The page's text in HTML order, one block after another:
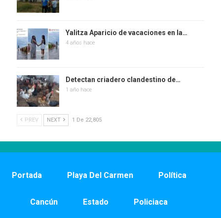
Yalitza Aparicio de vacaciones en la…
4 años hace
Detectan criadero clandestino de…
1 año hace
PREV NEXT 1 De 22,805
Portada Playa Del Carmen Política
Cancún Estado Policiaca